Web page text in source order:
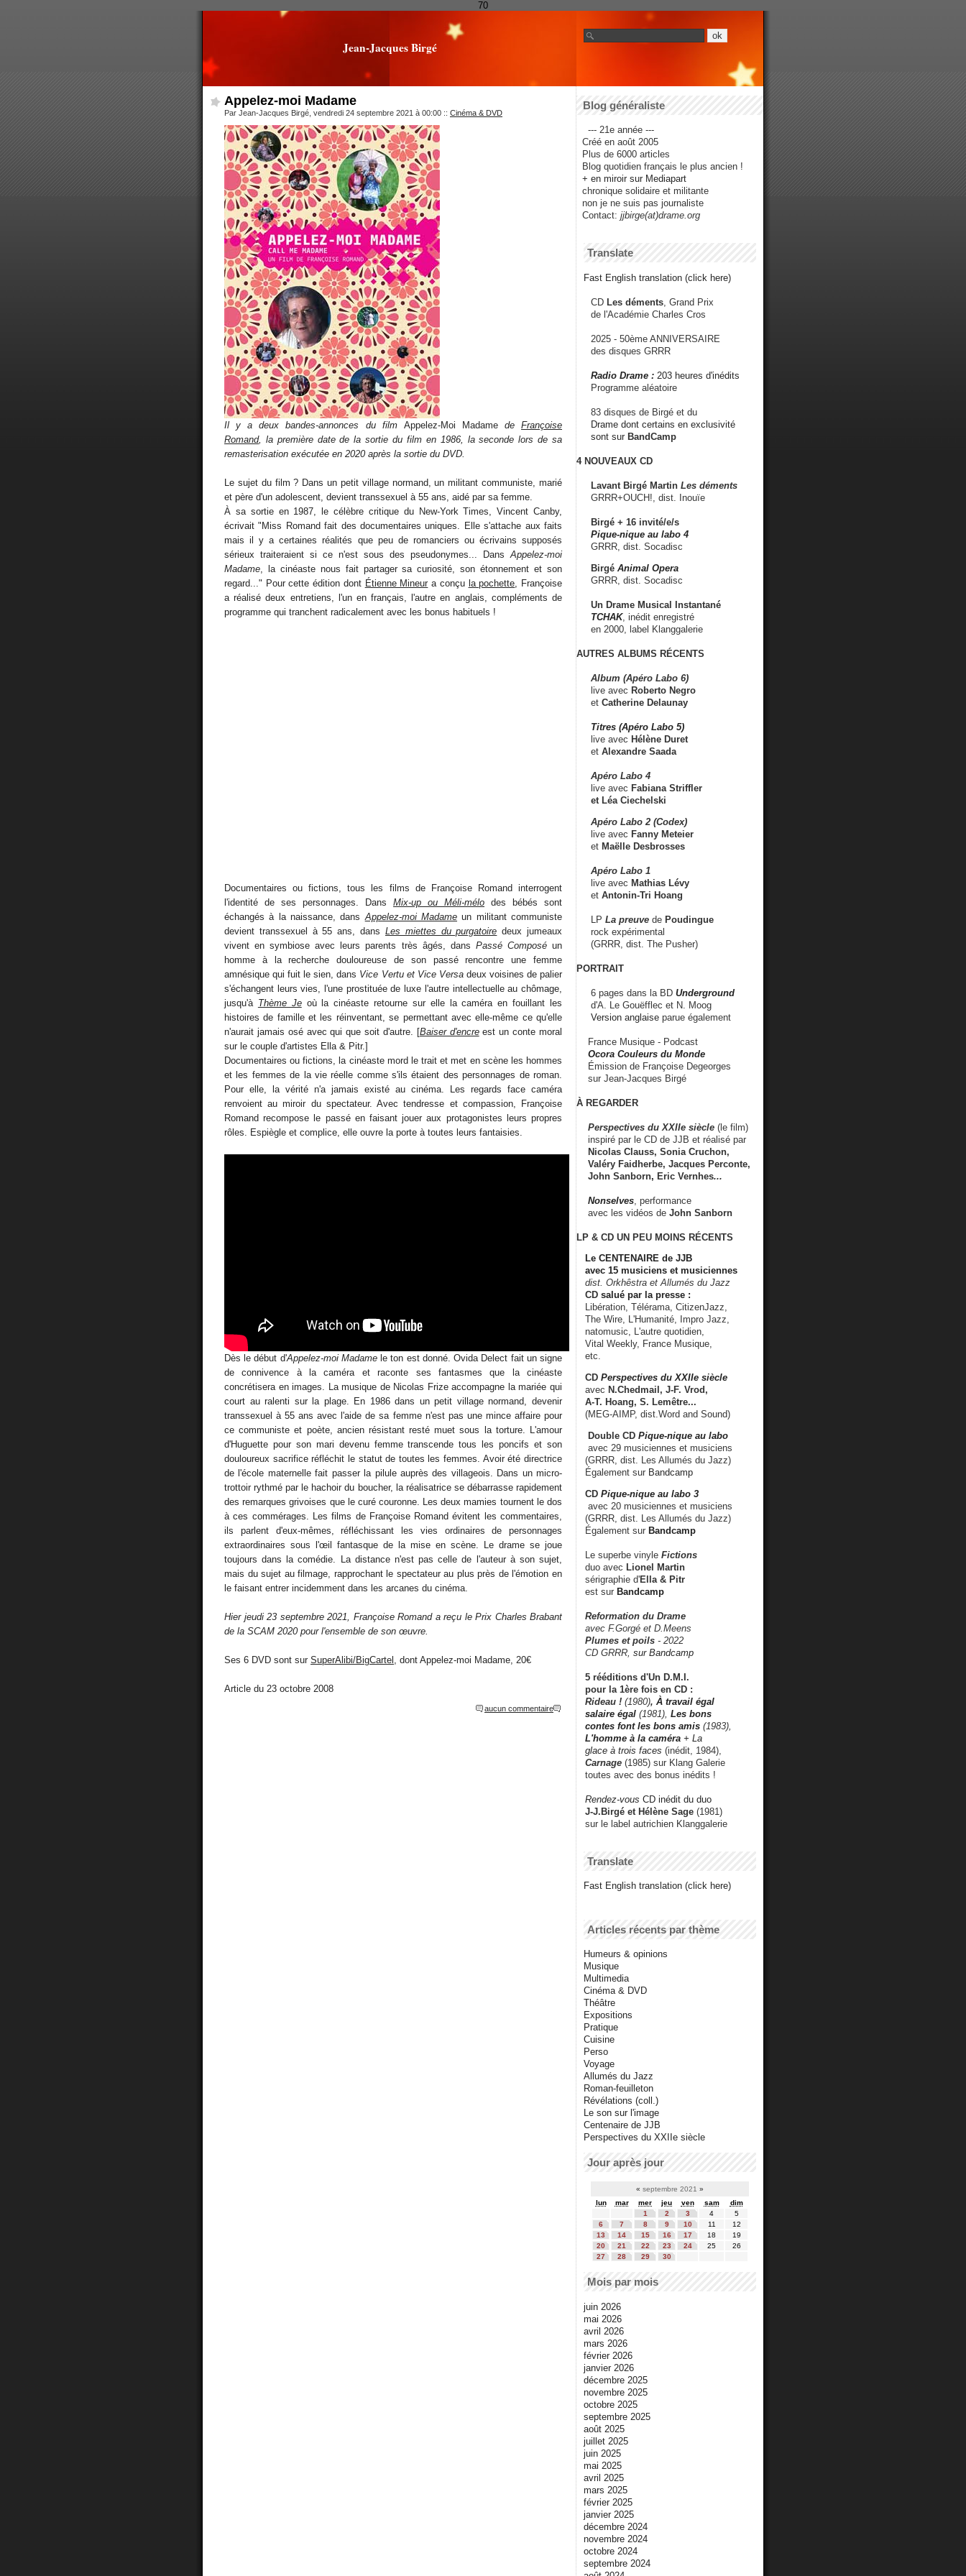
70
Jean-Jacques Birgé
Appelez-moi Madame
Par Jean-Jacques Birgé, vendredi 24 septembre 2021 à 00:00 :: Cinéma & DVD
Il y a deux bandes-annonces du film Appelez-Moi MadamedeFrançoise
Romand, la première date de la sortie du film en 1986, la seconde lors de sa
remasterisation exécutée en 2020 après la sortie du DVD.
Le sujet du film ? Dans un petit village normand, un militant communiste, marié
et père d'un adolescent, devient transsexuel à 55 ans, aidé par sa femme.
À sa sortie en 1987, le célèbre critique du New-York Times, Vincent Canby,
écrivait "Miss Romand fait des documentaires uniques. Elle s'attache aux faits
mais il y a certaines réalités que peu de romanciers ou écrivains supposés
sérieux traiteraient si ce n'est sous des pseudonymes... Dans Appelez-moi
Madame , la cinéaste nous fait partager sa curiosité, son étonnement et son
regard..." Pour cette édition dont Étienne Mineur a conçu la pochette , Françoise
a réalisé deux entretiens, l'un en français, l'autre en anglais, compléments de
programme qui tranchent radicalement avec les bonus habituels !
Documentaires ou fictions, tous les films de Françoise Romand interrogent
l'identité de ses personnages. Dans Mix-up ou Méli-mélo des bébés sont
échangés à la naissance, dans Appelez-moi Madame un militant communiste
devient transsexuel à 55 ans, dans Les miettes du purgatoire deux jumeaux
vivent en symbiose avec leurs parents très âgés, dans Passé Composéun
homme à la recherche douloureuse de son passé rencontre une femme
amnésique qui fuit le sien, dans Vice Vertu et Vice Versadeux voisines de palier
s'échangent leurs vies, l'une prostituée de luxe l'autre intellectuelle au chômage,
jusqu'à Thème Jeoù la cinéaste retourne sur elle la caméra en fouillant les
histoires de famille et les réinventant, se permettant avec elle-même ce qu'elle
n'aurait jamais osé avec qui que soit d'autre. [Baiser d'encreest un conte moral
sur le couple d'artistes Ella & Pitr.]
Documentaires ou fictions, la cinéaste mord le trait et met en scène les hommes
et les femmes de la vie réelle comme s'ils étaient des personnages de roman.
Pour elle, la vérité n'a jamais existé au cinéma. Les regards face caméra
renvoient au miroir du spectateur. Avec tendresse et compassion, Françoise
Romand recompose le passé en faisant jouer aux protagonistes leurs propres
rôles. Espiègle et complice, elle ouvre la porte à toutes leurs fantaisies.
Dès le début d'Appelez-moi Madamele ton est donné. Ovida Delect fait un signe
de connivence à la caméra et raconte ses fantasmes que la cinéaste
concrétisera en images. La musique de Nicolas Frize accompagne la mariée qui
court au ralenti sur la plage. En 1986 dans un petit village normand, devenir
transsexuel à 55 ans avec l'aide de sa femme n'est pas une mince affaire pour
ce communiste et poète, ancien résistant resté muet sous la torture. L'amour
d'Huguette pour son mari devenu femme transcende tous les poncifs et son
douloureux sacrifice réfléchit le statut de toutes les femmes. Avoir été directrice
de l'école maternelle fait passer la pilule auprès des villageois. Dans un micro-
trottoir rythmé par le hachoir du boucher, la réalisatrice se débarrasse rapidement
des remarques grivoises que le curé couronne. Les deux mamies tournent le dos
à ces commérages. Les films de Françoise Romand évitent les commentaires,
ils parlent d'eux-mêmes, réfléchissant les vies ordinaires de personnages
extraordinaires sous l'œil fantasque de la mise en scène. Le drame se joue
toujours dans la comédie. La distance n'est pas celle de l'auteur à son sujet,
mais du sujet au filmage, rapprochant le spectateur au plus près de l'émotion en
le faisant entrer incidemment dans les arcanes du cinéma.
Hier jeudi 23 septembre 2021, Françoise Romand a reçu le Prix Charles Brabant
de la SCAM 2020 pour l'ensemble de son œuvre.
Ses 6 DVD sont sur SuperAlibi/BigCartel , dont Appelez-moi Madame, 20€
Article du 23 octobre 2008
aucun commentaire
Blog généraliste
--- 21e année ---
Créé en août 2005
Plus de 6000 articles
Blog quotidien français le plus ancien !
+ en miroir sur Mediapart
chronique solidaire et militante
non je ne suis pas journaliste
Contact: jjbirge(at)drame.org
Translate
Fast English translation (click here)
CD Les déments , Grand Prix
de l'Académie Charles Cros
2025 - 50ème ANNIVERSAIRE
des disques GRRR
Radio Drame : 203 heures d'inédits
Programme aléatoire
83 disques de Birgé et du
Drame dont certains en exclusivité
sont sur BandCamp
4 NOUVEAUX CD
Lavant Birgé Martin Les déments
GRRR+OUCH!, dist. Inouïe
Birgé + 16 invité/e/s
Pique-nique au labo 4
GRRR, dist. Socadisc
Birgé Animal Opera
GRRR, dist. Socadisc
Un Drame Musical Instantané
TCHAK, inédit enregistré
en 2000, label Klanggalerie
AUTRES ALBUMS RÉCENTS
Album (Apéro Labo 6)
live avec Roberto Negro
et Catherine Delaunay
Titres (Apéro Labo 5)
live avec Hélène Duret
et Alexandre Saada
Apéro Labo 4
live avec Fabiana Striffler
et Léa Ciechelski
Apéro Labo 2 (Codex)
live avec Fanny Meteier
et Maëlle Desbrosses
Apéro Labo 1
live avec Mathias Lévy
et Antonin-Tri Hoang
LP La preuve de Poudingue
rock expérimental
(GRRR, dist. The Pusher)
PORTRAIT
6 pages dans la BD Underground
d'A. Le Gouëfflec et N. Moog
Version anglaise parue également
France Musique - Podcast
Ocora Couleurs du Monde
Émission de Françoise Degeorges
sur Jean-Jacques Birgé
À REGARDER
Perspectives du XXIIe siècle (le film)
inspiré par le CD de JJB et réalisé par
Nicolas Clauss, Sonia Cruchon,
Valéry Faidherbe, Jacques Perconte,
John Sanborn, Eric Vernhes...
Nonselves , performance
avec les vidéos de John Sanborn
LP & CD UN PEU MOINS RÉCENTS
Le CENTENAIRE de JJB
avec 15 musiciens et musiciennes
dist. Orkhêstra et Allumés du Jazz
CD salué par la presse :
Libération, Télérama, CitizenJazz,
The Wire, L'Humanité, Impro Jazz,
natomusic, L'autre quotidien,
Vital Weekly, France Musique,
etc.
CD Perspectives du XXIIe siècle
avec N.Chedmail, J-F. Vrod,
A-T. Hoang, S. Lemêtre...
(MEG-AIMP, dist.Word and Sound)
Double CD Pique-nique au labo
avec 29 musiciennes et musiciens
(GRRR, dist. Les Allumés du Jazz)
Également sur Bandcamp
CD Pique-nique au labo 3
avec 20 musiciennes et musiciens
(GRRR, dist. Les Allumés du Jazz)
Également sur Bandcamp
Le superbe vinyle Fictions
duo avec Lionel Martin
sérigraphie d'Ella & Pitr
est sur Bandcamp
Reformation du Drame
avec F.Gorgé et D.Meens
Plumes et poils - 2022
CD GRRR, sur Bandcamp
5 rééditions d'Un D.M.I.
pour la 1ère fois en CD :
Rideau ! (1980), À travail égal
salaire égal (1981), Les bons
contes font les bons amis (1983),
L'homme à la caméra + La
glace à trois faces (inédit, 1984),
Carnage (1985) sur Klang Galerie
toutes avec des bonus inédits !
Rendez-vous CD inédit du duo
J-J.Birgé et Hélène Sage (1981)
sur le label autrichien Klanggalerie
Translate
Fast English translation (click here)
Articles récents par thème
Humeurs & opinions
Musique
Multimedia
Cinéma & DVD
Théâtre
Expositions
Pratique
Cuisine
Perso
Voyage
Allumés du Jazz
Roman-feuilleton
Révélations (coll.)
Le son sur l'image
Centenaire de JJB
Perspectives du XXIIe siècle
Jour après jour
« septembre 2021 »
lun
mar mer jeu ven sam
dim
1
2 3 4
5
6
7 8 9 10 11
12
13
14 15 16 17 18
19
20
21 22 23 24 25
26
27
28 29 30
Mois par mois
juin 2026
mai 2026
avril 2026
mars 2026
février 2026
janvier 2026
décembre 2025
novembre 2025
octobre 2025
septembre 2025
août 2025
juillet 2025
juin 2025
mai 2025
avril 2025
mars 2025
février 2025
janvier 2025
décembre 2024
novembre 2024
octobre 2024
septembre 2024